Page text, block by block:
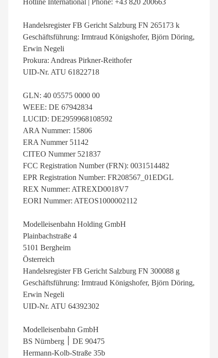
Handelsregister FB Gericht Salzburg FN 265173 k
Geschäftsführung: Irmtraud Königshofer, Björn Döring,
Erwin Negeli
Prokura: Andreas Pirkner-Reithofer
UID-Nr. ATU 61822718
GLN: 40 05575 0000 00
WEEE: DE 67942834
LUCID: DE2959968108592
ARA Nummer: 15806
ERA Nummer 51142
CITEO Nummer 521837
FCC Registration Number (FRN): 0031514482
EPR Registration Number: FR208567_01EDGL
REX Nummer: ATREXD0018V7
EORI Nummer: ATEOS1000002112
Modelleisenbahn Holding GmbH
Plainbachstraße 4
5101 Bergheim
Österreich
Handelsregister FB Gericht Salzburg FN 300088 g
Geschäftsführung: Irmtraud Königshofer, Björn Döring,
Erwin Negeli
UID-Nr. ATU 64392302
Modelleisenbahn GmbH
BS Nürnberg ׀ DE 90475
Hermann-Kolb-Straße 35b